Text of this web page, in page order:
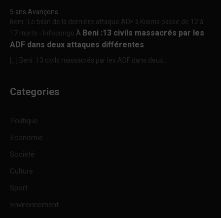
5 ans Avançons
Beni : Le bilan de la dernière attaque ADF à Kisima passe de 12 à
17 morts - InfocongoÀ Beni :13 civils massacrés par les
ADF dans deux attaques différentes
[…] Beni :13 civils massacrés par les ADF dans deux...
Categories
Politique
Economie
Société
Culture
Sport
Environnement